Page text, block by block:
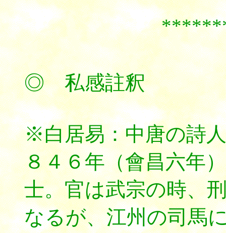
◎ 私感註釈
※白居易：中唐の詩
８４６年（會昌六年
士。官は武宗の時、
なるが、江州の司馬